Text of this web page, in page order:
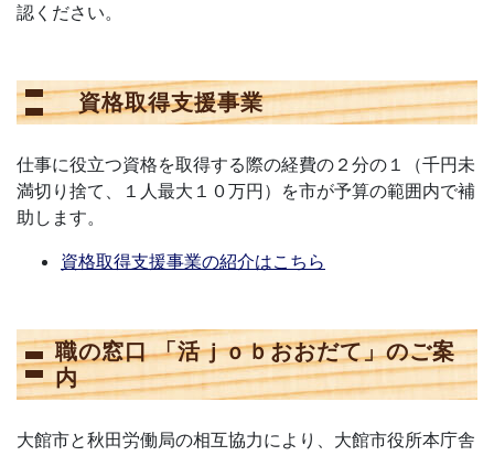
認ください。
資格取得支援事業
仕事に役立つ資格を取得する際の経費の２分の１（千円未
満切り捨て、１人最大１０万円）を市が予算の範囲内で補
助します。
資格取得支援事業の紹介はこちら
職の窓口 「活ｊｏｂおおだて」のご案
内
大館市と秋田労働局の相互協力により、大館市役所本庁舎